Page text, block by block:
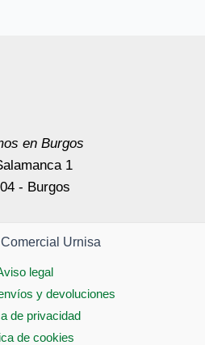
en Burgos
1
- Burgos
Urnisa
legal
y devoluciones
de privacidad
de cookies